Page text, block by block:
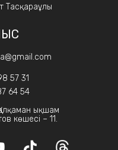
Тасқараұлы
57 31
64 54
ықшам
көшесі – 11.